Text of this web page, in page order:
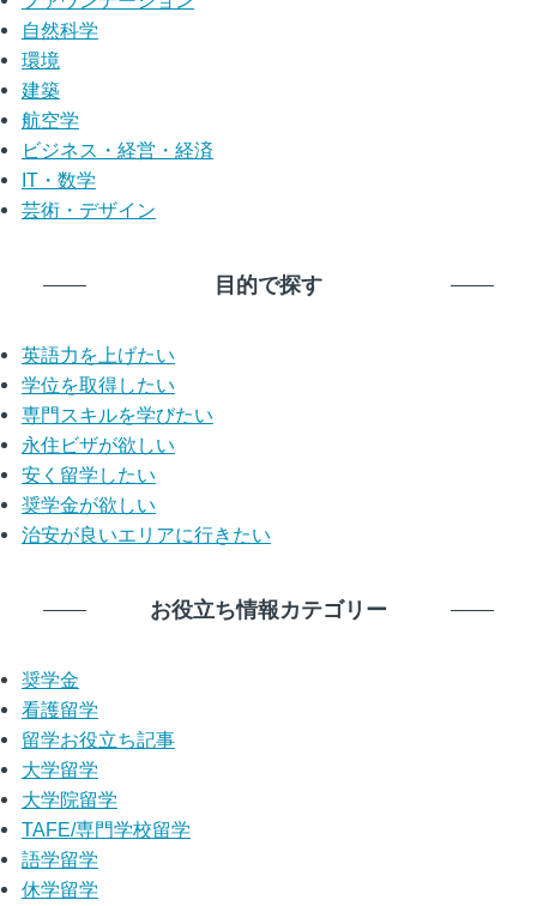
自然科学
環境
建築
航空学
ビジネス・経営・経済
IT・数学
芸術・デザイン
目的で探す
英語力を上げたい
学位を取得したい
専門スキルを学びたい
永住ビザが欲しい
安く留学したい
奨学金が欲しい
治安が良いエリアに行きたい
お役立ち情報カテゴリー
奨学金
看護留学
留学お役立ち記事
大学留学
大学院留学
TAFE/専門学校留学
語学留学
休学留学